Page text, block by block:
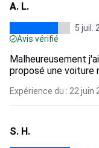
A. L.
5 juil.
Avis vérifié
Malheureusement
proposé une voiture
Expérience du : 22 juin
S. H.